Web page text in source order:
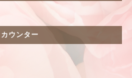
カウンター